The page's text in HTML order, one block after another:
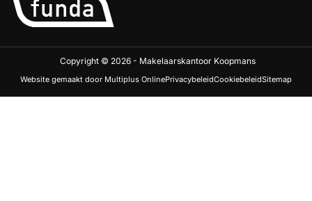
Copyright © 2026 - Makelaarskantoor Koopmans
Website gemaakt door Multiplus OnlinePrivacybeleidCookiebeleidSitemap